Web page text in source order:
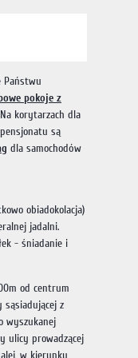
Państwu
pokoje z
korytarzach dla
są
dla samochodów
obiadokolacja)
jadalni.
- śniadanie i
od centrum
sąsiadującej z
wyszukanej
ulicy prowadzącej
w kierunku